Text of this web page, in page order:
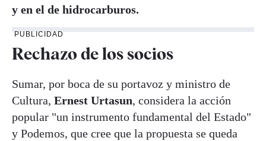
y en el de hidrocarburos.
PUBLICIDAD
Rechazo de los socios
Sumar, por boca de su portavoz y ministro de
Cultura, Ernest Urtasun, considera la acción
popular "un instrumento fundamental del Estado"
y Podemos, que cree que la propuesta se queda